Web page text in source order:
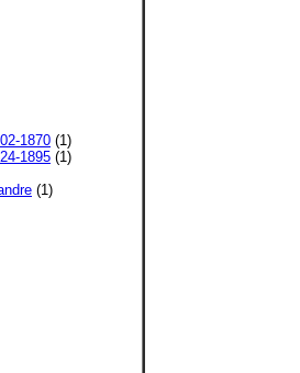
1870 (1)
1895 (1)
(1)